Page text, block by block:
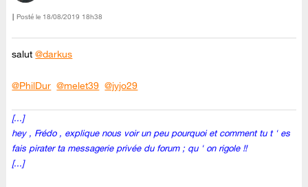
Posté le ‎18/08/2019 18h38
salut@darkus
@PhilDur @melet39 @jyjo29
[...]
hey , Frédo , explique nous voir un peu pourquoi et comment tu t ' es
fais pirater ta messagerie privée du forum ; qu ' on rigole !!
[...]